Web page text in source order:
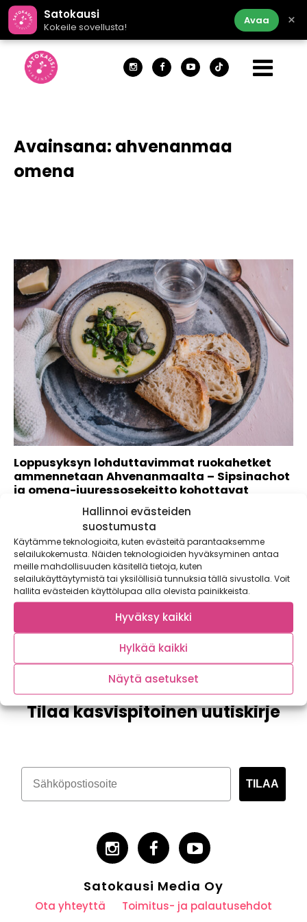
Hallinnoi evästeiden
suostumusta
Käytämme teknologioita, kuten evästeitä parantaaksemme
selailukokemusta. Näiden teknologioiden hyväksyminen antaa
meille mahdollisuuden käsitellä tietoja, kuten
selailukäyttäytymistä tai yksilöllisiä tunnuksia tällä sivustolla. Voit
hallita evästeiden käyttölupaa alla olevista painikkeista.
Hyväksy kaikki
Hylkää kaikki
Näytä asetukset
Satokausi
Kokeile sovellusta!
Avaa ×
Avainsana: ahvenanmaa
omena
Loppusyksyn lohduttavimmat ruokahetket
ammennetaan Ahvenanmaalta – Sipsinachot
ja omena-juuressosekeitto kohottavat
leffaillan tai pikkujoulut
Tätä hetkeä olemme koko vuoden odottaneet.
Ahvenanmaan sadonkorjuu on saavuttanut huippunsa.
Kotimaisen omenasadon kerrotaan...
Tilaa kasvispitoinen uutiskirje
TILAA
Satokausi Media Oy
Ota yhteyttä Toimitus- ja palautusehdot